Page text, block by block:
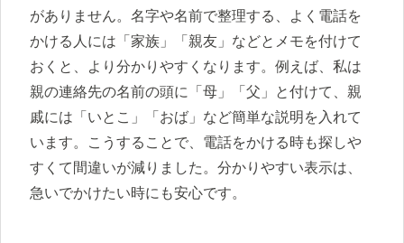
がありません。名字や名前で整理する、よく電話を
かける人には「家族」「親友」などとメモを付けて
おくと、より分かりやすくなります。例えば、私は
親の連絡先の名前の頭に「母」「父」と付けて、親
戚には「いとこ」「おば」など簡単な説明を入れて
います。こうすることで、電話をかける時も探しや
すくて間違いが減りました。分かりやすい表示は、
急いでかけたい時にも安心です。